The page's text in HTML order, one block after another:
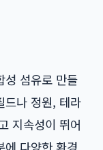
성 섬유로 만들
드나 정원, 테라
지속성이 뛰어